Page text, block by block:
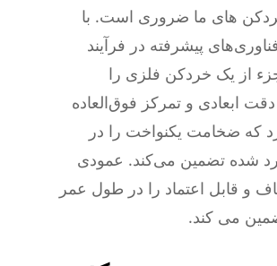
های ما ضروری است. با
پیشرفته در فرآیند
از یک خردکن فلزی را
ابعادی و تمرکز فوق‌العاده
که ضخامت یکنواخت را در
شده تضمین می‌کند. عمودی
و قابل اعتماد را در طول عمر
می کند.